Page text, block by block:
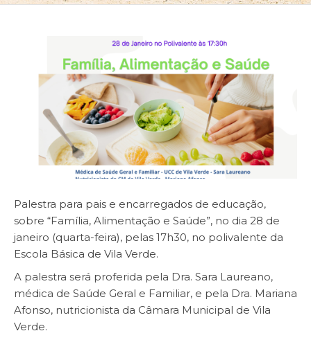
Palestra para pais e encarregados de educação,
sobre “Família, Alimentação e Saúde”, no dia 28 de
janeiro (quarta-feira), pelas 17h30, no polivalente da
Escola Básica de Vila Verde.
A palestra será proferida pela Dra. Sara Laureano,
médica de Saúde Geral e Familiar, e pela Dra. Mariana
Afonso, nutricionista da Câmara Municipal de Vila
Verde.